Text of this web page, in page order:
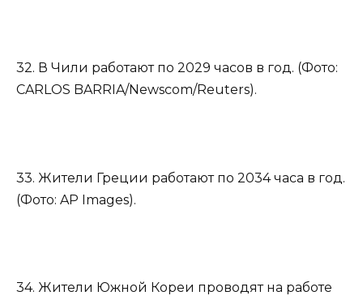
32. В Чили работают по 2029 часов в год. (Фото:
CARLOS BARRIA/Newscom/Reuters).
33. Жители Греции работают по 2034 часа в год.
(Фото: AP Images).
34. Жители Южной Кореи проводят на работе